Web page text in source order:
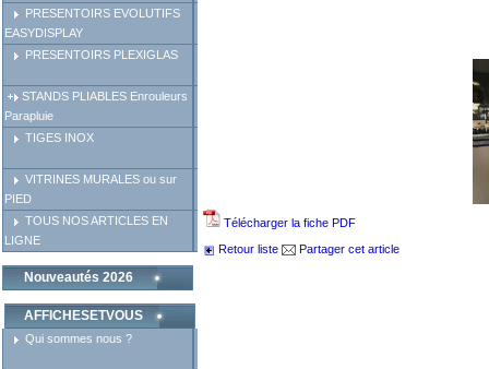
PRESENTOIRS EVOLUTIFS
EASYDISPLAY
PRESENTOIRS PLEXIGLAS
STANDS PLIABLES Enrouleurs
Parapluie
TIGES INOX
VITRINES MURALES ou sur
PIED
TOUS NOS ARTICLES EN
LIGNE
Nouveautés 2026
AFFICHESETVOUS
Qui sommes nous ?
Télécharger la fiche PDF
Retour liste
Partager cet article